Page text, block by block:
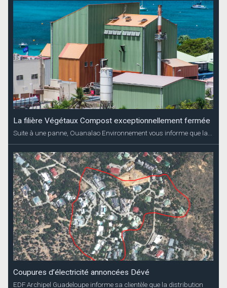
Coupures d’électricité annoncées Dévé
EDF Archipel Guadeloupe informe sa clientèle que la distribution
Recensement des enfants nés en 2025